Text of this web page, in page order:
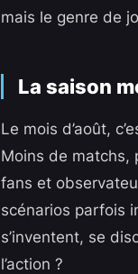
mais le genre de
La saison
Le mois d’août,
Moins de matchs,
fans et
scénarios parfois
s’inventent, se
l’action ?